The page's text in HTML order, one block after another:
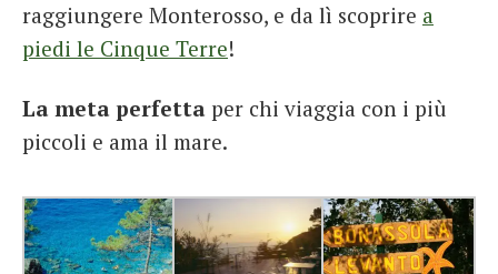
raggiungere Monterosso, e da lì scoprire a
piedi le Cinque Terre!
La meta perfetta per chi viaggia con i più
piccoli e ama il mare.